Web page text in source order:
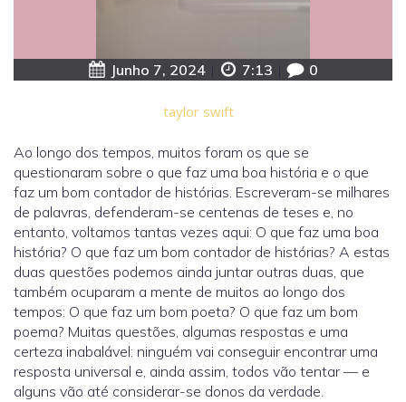
Junho 7, 2024 7:13 0
taylor swift
Ao longo dos tempos, muitos foram os que se
questionaram sobre o que faz uma boa história e o que
faz um bom contador de histórias. Escreveram-se milhares
de palavras, defenderam-se centenas de teses e, no
entanto, voltamos tantas vezes aqui: O que faz uma boa
história? O que faz um bom contador de histórias? A estas
duas questões podemos ainda juntar outras duas, que
também ocuparam a mente de muitos ao longo dos
tempos: O que faz um bom poeta? O que faz um bom
poema? Muitas questões, algumas respostas e uma
certeza inabalável: ninguém vai conseguir encontrar uma
resposta universal e, ainda assim, todos vão tentar — e
alguns vão até considerar-se donos da verdade.